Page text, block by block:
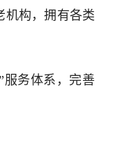
机构，拥有各类
服务体系，完善